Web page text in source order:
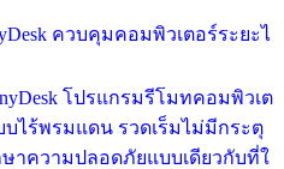
ควบคุมคอมพิวเตอร์ระยะไ
โปรแกรมรีโมทคอมพิวเต
ไร้พรมแดน รวดเร็มไม่มีกระตุ
าความปลอดภัยแบบเดียวกับที่ใ